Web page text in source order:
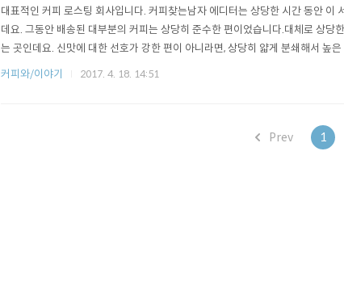
대표적인 커피 로스팅 회사입니다. 커피찾는남자 에디터는 상당한 시간 동안 이
데요. 그동안 배송된 대부분의 커피는 상당히 준수한 편이었습니다.대체로 상당
는 곳인데요. 신맛에 대한 선호가 강한 편이 아니라면, 상당히 얇게 분쇄해서 높
다. 그렇지 않은 경우에는 강한 신 맛에 실망하고, "내 스타일은 아니야-"라고 결
커피와/이야기 2017. 4. 18. 14:51
Prev 1